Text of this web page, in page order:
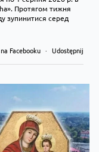
Протягом тижня
зупинитися серед
Facebooku · Udostępnij